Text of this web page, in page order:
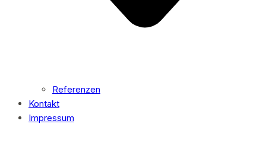
Referenzen
Kontakt
Impressum